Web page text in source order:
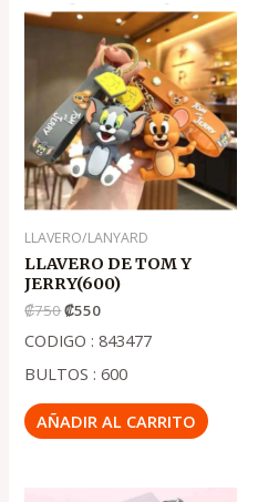
LLAVERO/LANYARD
LLAVERO DE TOM Y
JERRY(600)
₡750
El
precio
original
era:
₡750
₡550
El
precio
actual
es:
.
₡550
CODIGO : 843477
BULTOS : 600
AÑADIR AL CARRITO